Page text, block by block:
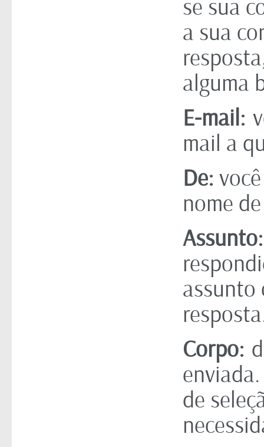
se sua
a sua
alguma
E-mail:
mail a
De:
nome
Assunto:
assunto
Corpo:
de